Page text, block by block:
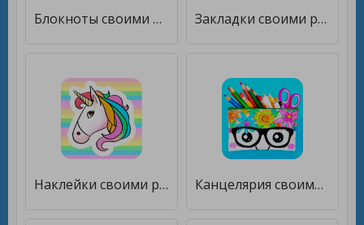
Блокноты своими руками [Unlocked] Закладки своими руками [Premium]
Наклейки своими руками [Unlocked] Канцелярия своими руками [Unlocked]